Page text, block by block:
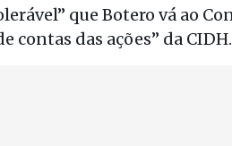
que Botero vá ao
contas das ações” da CIDH.